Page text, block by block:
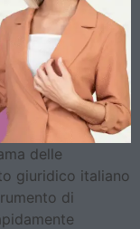
delle
giuridico italiano
di